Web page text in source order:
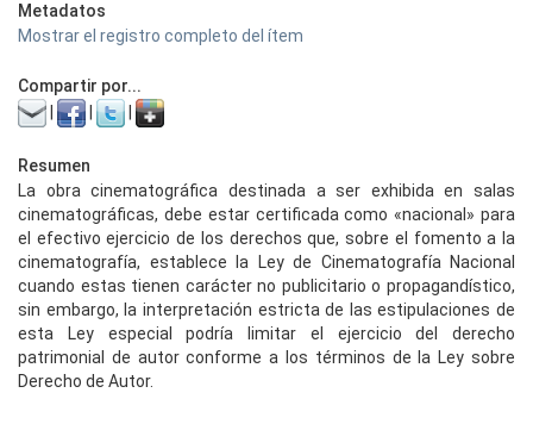
Metadatos
Mostrar el registro completo del ítem
Compartir por...
Resumen
La obra cinematográfica destinada a ser exhibida en salas
cinematográficas, debe estar certificada como «nacional» para
el efectivo ejercicio de los derechos que, sobre el fomento a la
cinematografía, establece la Ley de Cinematografía Nacional
cuando estas tienen carácter no publicitario o propagandístico,
sin embargo, la interpretación estricta de las estipulaciones de
esta Ley especial podría limitar el ejercicio del derecho
patrimonial de autor conforme a los términos de la Ley sobre
Derecho de Autor.